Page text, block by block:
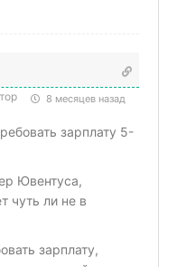
8 месяцев назад
зарплату 5-
Ювентуса,
чуть ли не в
зарплату,